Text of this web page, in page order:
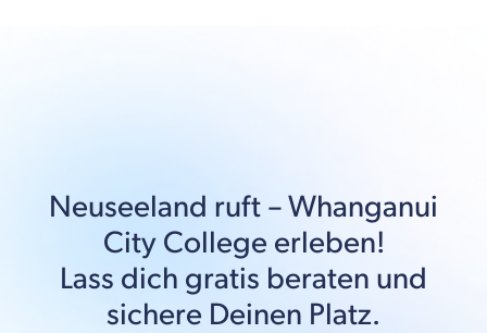
Neuseeland ruft –Whanganui
City College erleben!
Lass dich gratis beraten und
sichere Deinen Platz.